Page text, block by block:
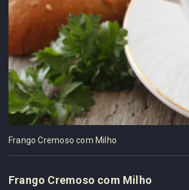
Frango Cremoso com Milho
Frango Cremoso com Milho